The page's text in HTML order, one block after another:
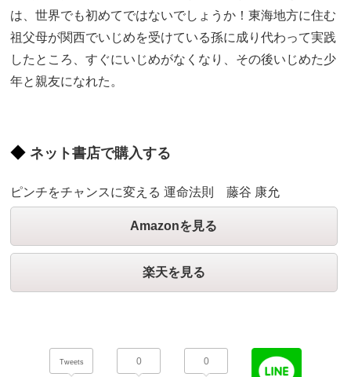
は、世界でも初めてではないでしょうか！東海地方に住む
祖父母が関西でいじめを受けている孫に成り代わって実践
したところ、すぐにいじめがなくなり、その後いじめた少
年と親友になれた。
ネット書店で購入する
ピンチをチャンスに変える 運命法則 藤谷 康允
Amazonを見る
楽天を見る
Tweets 0 0